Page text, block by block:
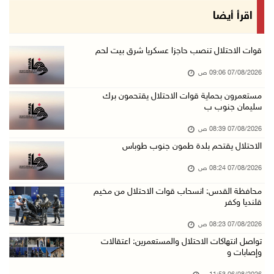
48 إصابة منذ بدء عدوان الاحتلال على مخيم قلند ...
الاحتلال يعتقل شابين من المغير
06/آب/2026 10:27 م
06/آب/2026 10:01 م
رئيس بلدية الخليل يطلع وفدا أميركيا على تطورا ...
06/آب/2026 09:59 م
إصابة مسن بجروح ورضوض إثر اعتداء جيش الاحتلال ...
06/آب/2026 09:13 م
ورشة توصي بخطة عاجلة لاستعادة التعليم الوجاهي ...
اقرأ أيضا
قوات الاحتلال تنصب حاجزا عسكريا شرق بيت لحم
07/08/2026 09:06 ص
مستعمرون بحماية قوات الاحتلال يقتحمون برك
سليمان جنوب ب
07/08/2026 08:39 ص
الاحتلال يقتحم بلدة طمون جنوب طوباس
07/08/2026 08:24 ص
محافظة القدس: انسحاب قوات الاحتلال من مخيم
قلنديا وكفر
07/08/2026 08:23 ص
تواصل انتهاكات الاحتلال والمستعمرين: اعتقالات
وإصابات و